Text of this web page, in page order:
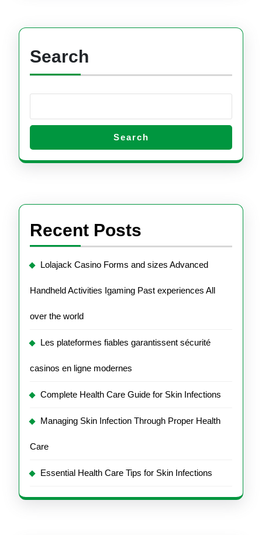
Search
Search
Recent Posts
Lolajack Casino Forms and sizes Advanced
Handheld Activities Igaming Past experiences All
over the world
Les plateformes fiables garantissent sécurité
casinos en ligne modernes
Complete Health Care Guide for Skin Infections
Managing Skin Infection Through Proper Health
Care
Essential Health Care Tips for Skin Infections